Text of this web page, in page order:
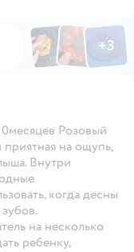
ФотоФотоФото
+3
Открыть
Розовый
на ощупь,
Внутри
когда десны
на несколько
ребенку,